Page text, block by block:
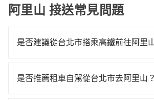
阿里山 接送常見問題
是否建議從台北市搭乘高鐵前往阿里
從最早06:26一直到22:16，台北-嘉義
是否推薦租車自駕從台北市去阿里山？